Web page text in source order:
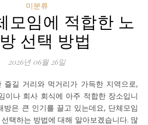
미분류
모임에 적합한 노
선택 방법
2026년 06월 26일
이나 회사 회식에 아주 적합한 장소입니
방은 큰 인기를 끌고 있는데요, 단체모임
택하는 방법에 대해 알아보겠습니다. 많